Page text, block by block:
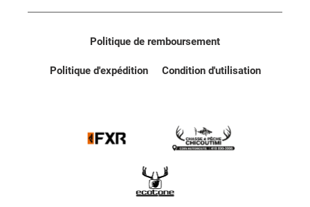
Politique de remboursement
Politique d'expédition Condition d'utilisation